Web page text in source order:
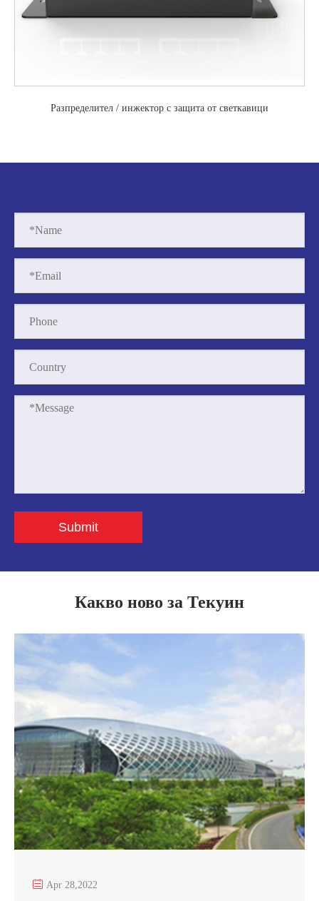
Разпределител / инжектор с защита от светкавици
Submit
Какво ново за Текуин
 Apr 28,2022